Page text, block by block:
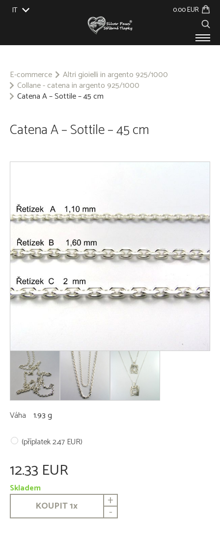
IT
0.00 EUR
E-commerce
Altri gioielli in argento 925/1000
Collane - catena in argento 925/1000
Catena A – Sottile – 45 cm
Catena A – Sottile – 45 cm
Váha 1.93 g
(příplatek 2.47 EUR)
12.33 EUR
Skladem
KOUPIT1x +
-